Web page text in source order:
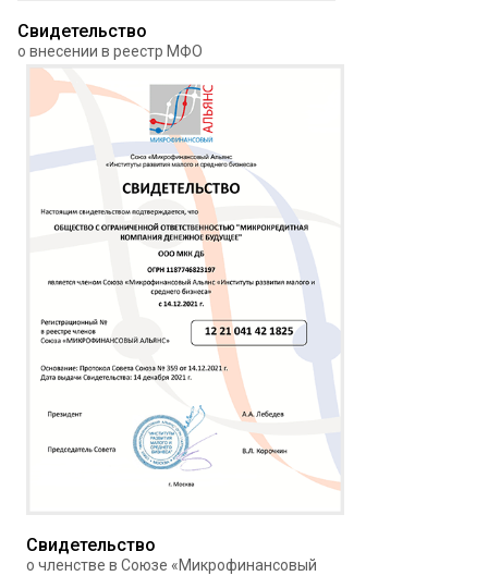
Свидетельство
о внесении в реестр МФО
Свидетельство
о членстве в Союзе «Микрофинансовый